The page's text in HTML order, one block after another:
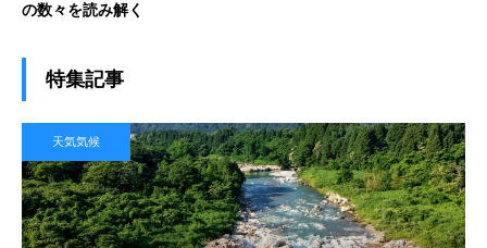
の数々を読み解く
特集記事
天気気候